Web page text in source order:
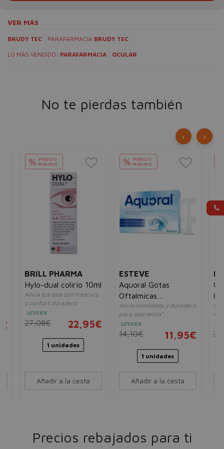
VER MÁS
BRUDY TEC PARAFARMACIA BRUDY TEC
LO MÁS VENDIDO: PARAFARMACIA OCULAR
No te pierdas también
% PRECIO
MÍNIMO
BRILL PHARMA
Hylo-dual colirio 10ml
Alivia tus ojos con frescura
y confort duradero
unisex
27,08€ 22,95€
1 unidades
Añadir a la cesta
% PRECIO
MÍNIMO
ESTEVE
Aquoral Gotas
Oftalmicas
Lubricantes AC
Hialuron
Alivio inmediato y duradero
para ojos secos".
unisex
14,10€ 11,95€
1 unidades
Añadir a la cesta
‹ ›
Precios rebajados para ti